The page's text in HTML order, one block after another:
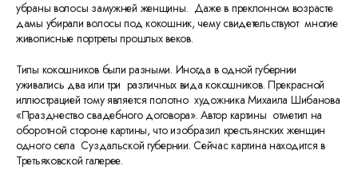
убраны волосы замужней женщины. Даже в преклонном возрасте
дамы убирали волосы под кокошник, чему свидетельствуют многие
живописные портреты прошлых веков.
Типы кокошников были разными. Иногда в одной губернии
уживались два или три различных вида кокошников. Прекрасной
иллюстрацией тому является полотно художника Михаила Шибанова
«Празднество свадебного договора». Автор картины отметил на
оборотной стороне картины, что изобразил крестьянских женщин
одного села Суздальской губернии. Сейчас картина находится в
Третьяковской галерее.